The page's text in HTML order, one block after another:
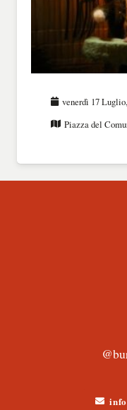
venerdì 17
Piazza del